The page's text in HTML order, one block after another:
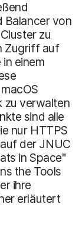
Balancer von
zu
Zugriff auf
einem
zu verwalten
sind alle
nur HTTPS
der JNUC
in Space"
the Tools
ihre
erläutert